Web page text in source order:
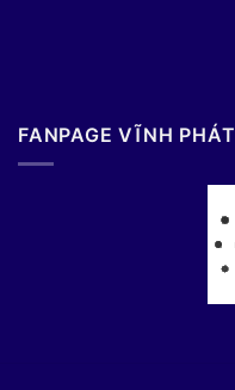
FANPAGE VĨNH PHÁT